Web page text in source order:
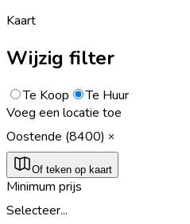
Kaart
Wijzig filter
Te Koop
Te Huur
Voeg een locatie toe
Oostende (8400)
Of teken op kaart
Minimum prijs
Selecteer...